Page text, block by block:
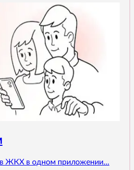
ЖКХ в одном приложении...